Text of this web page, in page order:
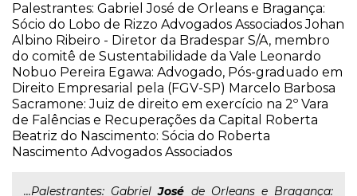
Palestrantes: Gabriel José de Orleans e Bragança:
Sócio do Lobo de Rizzo Advogados Associados Johan
Albino Ribeiro - Diretor da Bradespar S/A, membro
do comitê de Sustentabilidade da Vale Leonardo
Nobuo Pereira Egawa: Advogado, Pós-graduado em
Direito Empresarial pela (FGV-SP) Marcelo Barbosa
Sacramone: Juiz de direito em exercício na 2º Vara
de Falências e Recuperações da Capital Roberta
Beatriz do Nascimento: Sócia do Roberta
Nascimento Advogados Associados
...Palestrantes: GabrielJosé de Orleans e Bragança: